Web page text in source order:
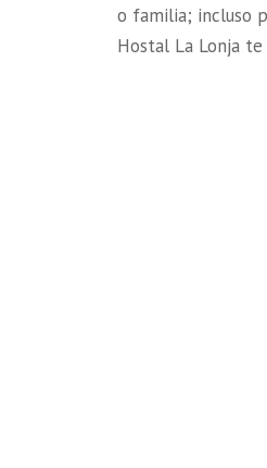
o familia; incluso
Hostal La Lonja